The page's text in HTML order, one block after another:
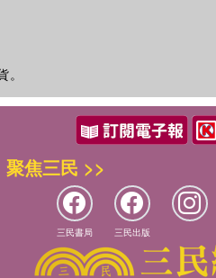
聚焦三民 >>
三民書局 三民出版